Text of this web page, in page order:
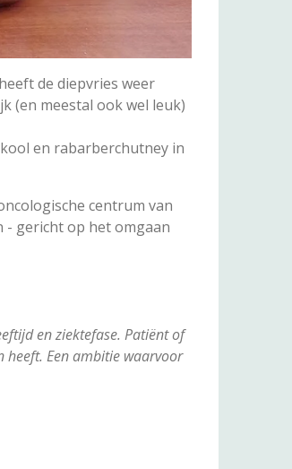
de diepvries weer
(en meestal ook wel leuk)
en rabarberchutney in
centrum van
- gericht op het omgaan
en ziektefase. Patiënt of
heeft. Een ambitie waarvoor